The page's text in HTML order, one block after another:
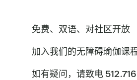
免费、双语、对社区开放
加入我们的无障碍瑜伽课
如有疑问，请致电